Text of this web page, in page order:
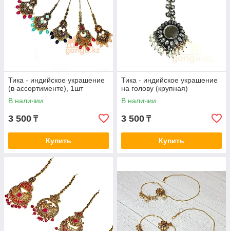
Тика - индийское украшение
(в ассортименте), 1шт
В наличии
3 500 ₸
Купить
Тика - индийское украшение
на голову (крупная)
В наличии
3 500 ₸
Купить